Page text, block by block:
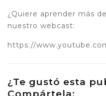
¿Quiere aprender más
nuestro webcast:
https://
¿Te gustó esta